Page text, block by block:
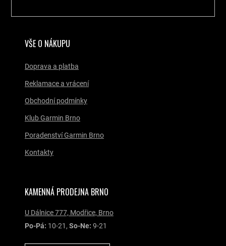
KAMENNÁ PRODEJNA BRNO
U Dálnice 777, Modřice, Brno
Po-Pá: 10-21, So-Ne: 9-21
VŠE O NÁKUPU
Doprava a platba
Reklamace a vrácení
Obchodní podmínky
Klub Garmin Brno
Poradenství Garmin Brno
Kontakty